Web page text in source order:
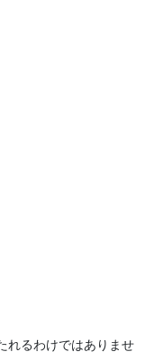
れるわけではありませ